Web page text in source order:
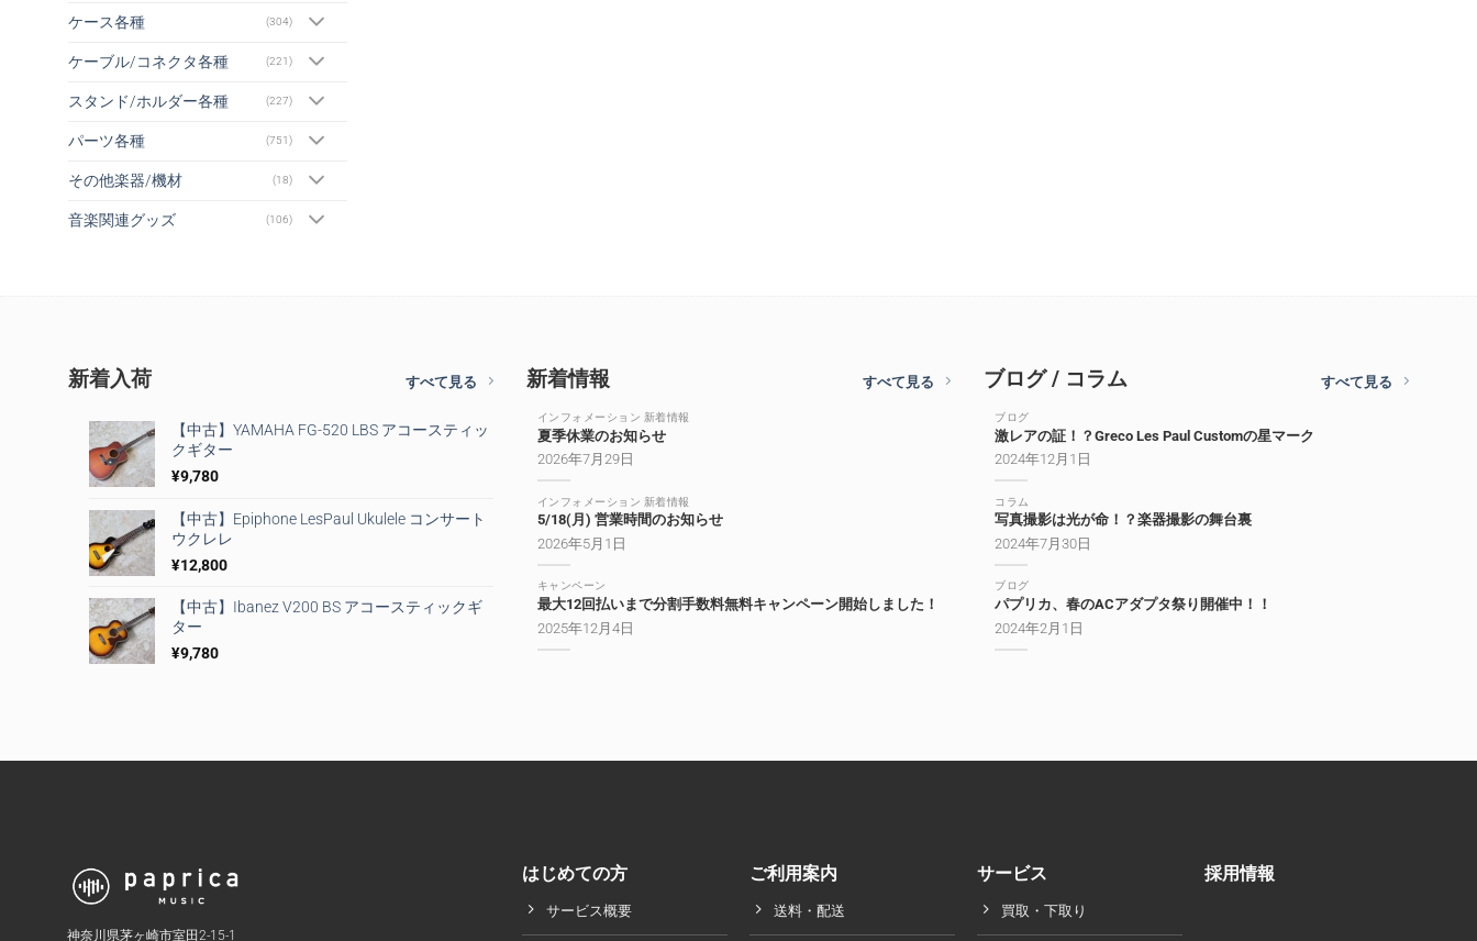
ケース各種 (304)
ケーブル/コネクタ各種 (221)
スタンド/ホルダー各種 (227)
パーツ各種 (751)
その他楽器/機材 (18)
音楽関連グッズ (106)
新着入荷 すべて見る
【中古】YAMAHA FG-520 LBS アコースティッ
クギター
¥9,780
【中古】Epiphone LesPaul Ukulele コンサート
ウクレレ
¥12,800
【中古】Ibanez V200 BS アコースティックギ
ター
¥9,780
新着情報 すべて見る
インフォメーション 新着情報
夏季休業のお知らせ
2026年7月29日
インフォメーション 新着情報
5/18(月) 営業時間のお知らせ
2026年5月1日
キャンペーン
最大12回払いまで分割手数料無料キャンペーン開始しました！
2025年12月4日
ブログ / コラム すべて見る
ブログ
激レアの証！？Greco Les Paul Customの星マーク
2024年12月1日
コラム
写真撮影は光が命！？楽器撮影の舞台裏
2024年7月30日
ブログ
パプリカ、春のACアダプタ祭り開催中！！
2024年2月1日
神奈川県茅ヶ崎市室田2-15-1
はじめての方
サービス概要
ご利用案内
送料・配送
サービス
買取・下取り
採用情報